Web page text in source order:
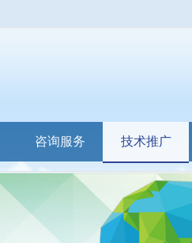
咨询服务 技术推广